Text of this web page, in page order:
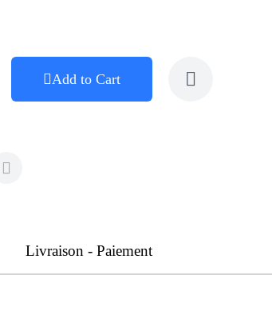
Add to Cart
Livraison - Paiement